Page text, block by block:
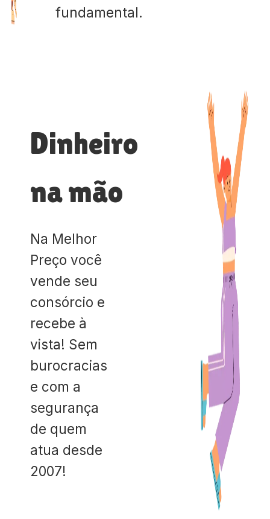
fundamental.
Dinheiro
na mão
Na Melhor
Preço você
vende seu
consórcio e
recebe à
vista! Sem
burocracias
e com a
segurança
de quem
atua desde
2007!